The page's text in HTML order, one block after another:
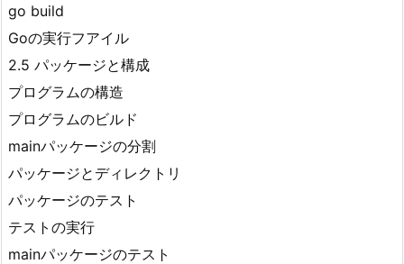
go build
Goの実行フアイル
2.5 パッケージと構成
プログラムの構造
プログラムのビルド
mainパッケージの分割
パッケージとディレクトリ
パッケージのテスト
テストの実行
mainパッケージのテスト